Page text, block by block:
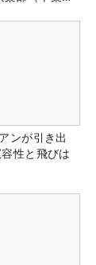
ンが引き出
性と飛びは